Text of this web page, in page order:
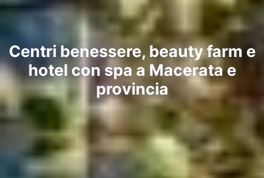
Centri benessere, beauty farm e
hotel con spa a Macerata e
provincia